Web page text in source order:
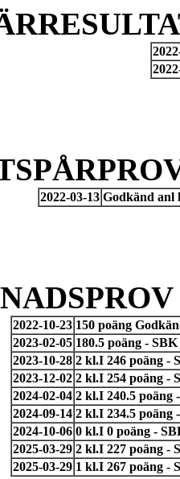
2022-03-13 Godkänd anl
2022-10-23 150 poäng
2023-02-05 180.5 poäng -
2023-10-28 2 kl.I 246 poäng -
2023-12-02 2 kl.I 254 poäng -
2024-02-04 2 kl.I 240.5 poäng
2024-09-14 2 kl.I 234.5 poäng
2024-10-06 0 kl.I 0 poäng -
2025-03-29 2 kl.I 227 poäng -
2025-03-29 1 kl.I 267 poäng -